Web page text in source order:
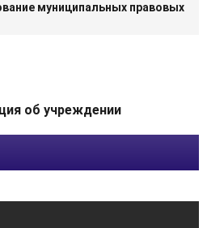
муниципальных правовых
об учреждении